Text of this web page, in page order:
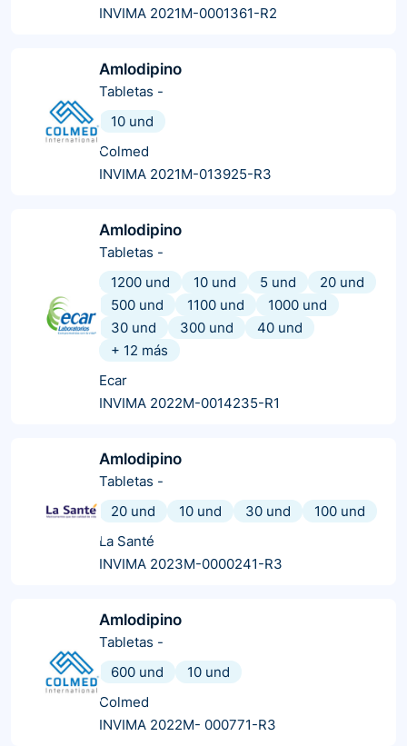
INVIMA 2021M-0001361-R2
Amlodipino
Tabletas -
10 und
Colmed
INVIMA 2021M-013925-R3
Amlodipino
Tabletas -
1200 und
10 und 5 und
20 und
500 und
1100 und
1000 und
30 und
300 und
40 und
+ 12 más
Ecar
INVIMA 2022M-0014235-R1
Amlodipino
Tabletas -
20 und
10 und 30 und
100 und
La Santé
INVIMA 2023M-0000241-R3
Amlodipino
Tabletas -
600 und
10 und
Colmed
INVIMA 2022M- 000771-R3